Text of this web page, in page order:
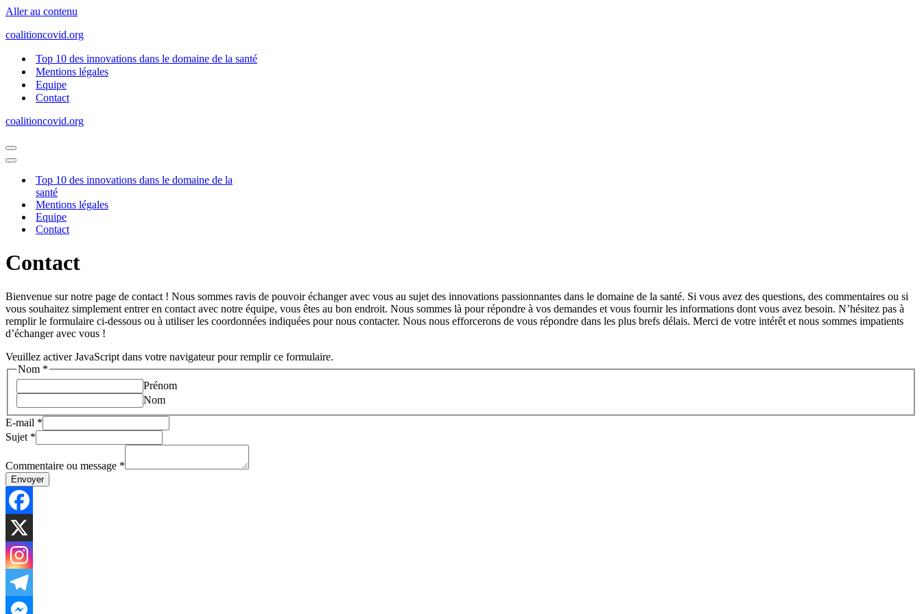
Aller au contenu
coalitioncovid.org
Top 10 des innovations dans le domaine de la santé
Mentions légales
Equipe
Contact
coalitioncovid.org
Menu
de
Menu
navigationTop 10 des innovations dans le domaine de la
santé
Mentions légales
Equipe
Contact
Contact
Bienvenue sur notre page de contact ! Nous sommes ravis de pouvoir échanger avec vous au sujet des innovations passionnantes dans le domaine de la santé. Si vous avez des questions, des commentaires ou si
vous souhaitez simplement entrer en contact avec notre équipe, vous êtes au bon endroit. Nous sommes là pour répondre à vos demandes et vous fournir les informations dont vous avez besoin. N’hésitez pas à
remplir le formulaire ci-dessous ou à utiliser les coordonnées indiquées pour nous contacter. Nous nous efforcerons de vous répondre dans les plus brefs délais. Merci de votre intérêt et nous sommes impatients
d’échanger avec vous !
Veuillez activer JavaScript dans votre navigateur pour remplir ce formulaire.
Nom *
Prénom
Nom
E-mail *
Sujet *
Commentaire ou message *
Envoyer